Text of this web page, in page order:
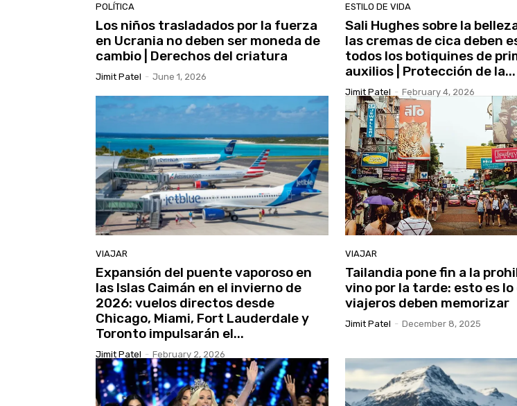
POLÍTICA
Los niños trasladados por la fuerza
en Ucrania no deben ser moneda de
cambio | Derechos del criatura
Jimit Patel - June 1, 2026
ESTILO DE VIDA
Sali Hughes sobre la
las cremas de cica deben
todos los botiquines de
auxilios | Protección de la...
Jimit Patel - February 4, 2026
VIAJAR
Expansión del puente vaporoso en
las Islas Caimán en el invierno de
2026: vuelos directos desde
Chicago, Miami, Fort Lauderdale y
Toronto impulsarán el...
Jimit Patel - February 2, 2026
VIAJAR
Tailandia pone fin a la
vino por la tarde: esto es lo
viajeros deben memorizar
Jimit Patel - December 8, 2025